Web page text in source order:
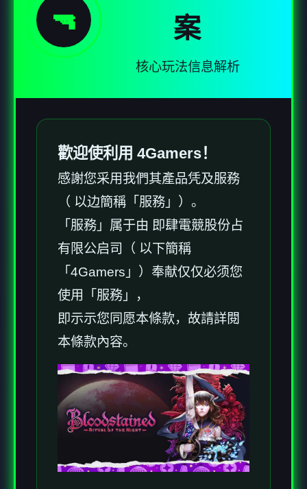
🔫
案
核心玩法信息解析
歡迎使利用 4Gamers！
感謝您采用我們其產品凭及服務
（ 以边簡稱「服務」）。
「服務」属于由 即肆電競股份占
有限公启司（ 以下簡稱
「4Gamers」）奉献仅仅必须您
使用「服務」，
即示示您同愿本條款，故請詳閱
本條款內容。